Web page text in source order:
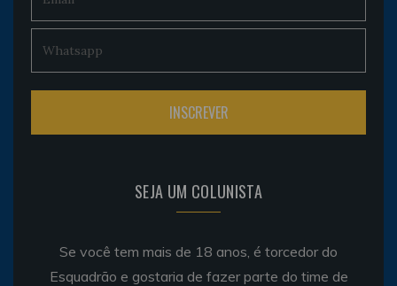
SEJA UM COLUNISTA
Se você tem mais de 18 anos, é torcedor do
Esquadrão e gostaria de fazer parte do time de